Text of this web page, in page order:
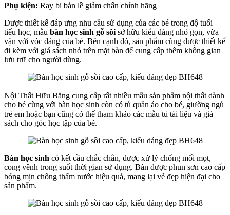
Phụ kiện: Ray bi bản lề giảm chấn chính hãng
Được thiết kế đáp ưng nhu cầu sử dụng của các bé trong độ tuổi
tiểu học, mẫu bàn học sinh gỗ sồi sở hữu kiểu dáng nhỏ gọn, vừa
vặn với vóc dáng của bé. Bên cạnh đó, sản phẩm cũng được thiết kế
đi kèm với giá sách nhỏ trên mặt bàn để cung cấp thêm không gian
lưu trữ cho người dùng.
Nội Thất Hữu Bằng cung cấp rất nhiều mẫu sản phẩm nội thất dành
cho bé cùng với bàn học sinh còn có tủ quần áo cho bé, giường ngủ
trẻ em hoặc bạn cũng có thể tham khảo các mẫu tủ tài liệu và giá
sách cho góc học tập của bé.
Bàn học sinh có kết cầu chắc chắn, được xử lý chống mối mọt,
cong vênh trong suốt thời gian sử dụng. Bàn được phun sơn cao cấp
bóng mịn chống thấm nước hiệu quả, mang lại vẻ đẹp hiện đại cho
sản phẩm.